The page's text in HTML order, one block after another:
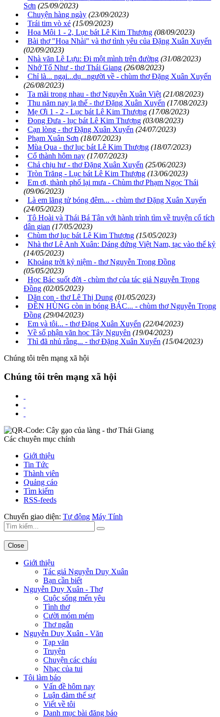
Sơn (25/09/2023)
Chuyện hàng ngày (23/09/2023)
Trái tim vò xé (15/09/2023)
Hoa Môi 1 - 2, Lục bát Lê Kim Thượng (08/09/2023)
Bài thơ "Hoa Nhài" và thơ tình yêu của Đặng Xuân Xuyến
(02/09/2023)
Nhà văn Lê Lựu: Đi một mình trên đường (31/08/2023)
Nhớ Tố Như - thơ Thái Giang (26/08/2023)
Chỉ là... ngại...dụ...người về - chùm thơ Đặng Xuân Xuyến
(26/08/2023)
Ta mãi trong nhau - thơ Nguyễn Xuân Việt (21/08/2023)
Thu năm nay lạ thế - thơ Đặng Xuân Xuyến (17/08/2023)
Mẹ Ơi 1 - 2 - Lục bát Lê Kim Thượng (17/08/2023)
Đong Đưa - lục bát Lê Kim Thượng (03/08/2023)
Cạn lòng - thơ Đặng Xuân Xuyến (24/07/2023)
Phạm Xuân Sơn (18/07/2023)
Mùa Qua - thơ lục bát Lê Kim Thượng (18/07/2023)
Cổ thành hôm nay (17/07/2023)
Chả chịu hư - thơ Đặng Xuân Xuyến (25/06/2023)
Tròn Trăng - Lục bát Lê Kim Thượng (13/06/2023)
Em ơi, thành phố lại mưa - Chùm thơ Phạm Ngọc Thái
(09/06/2023)
Là em lãng tử bóng đêm... - chùm thơ Đặng Xuân Xuyến
(24/05/2023)
Tô Hoài và Thái Bá Tân với hành trình tìm về truyện cổ tích
dân gian (17/05/2023)
Chùm thơ lục bát Lê Kim Thượng (15/05/2023)
Nhà thơ Lê Anh Xuân: Dáng đứng Việt Nam, tạc vào thế kỷ
(14/05/2023)
Khoảng trời kỷ niệm - thơ Nguyễn Trọng Đồng
(05/05/2023)
Học Bác suốt đời - chùm thơ của tác giả Nguyễn Trọng
Đồng (02/05/2023)
Dặn con - thơ Lê Thị Dung (01/05/2023)
ĐỀN HÙNG còn in bóng BÁC... - chùm thơ Nguyễn Trọng
Đồng (29/04/2023)
Em và tôi... - thơ Đặng Xuân Xuyến (22/04/2023)
Về số phận văn học Tây Nguyên (19/04/2023)
Thì đã nhủ rằng... - thơ Đặng Xuân Xuyến (15/04/2023)
Chúng tôi trên mạng xã hội
Chúng tôi trên mạng xã hội
Các chuyên mục chính
Giới thiệu
Tin Tức
Thành viên
Quảng cáo
Tìm kiếm
RSS-feeds
Chuyển giao diện: Tự động Máy Tính
Close
Giới thiệu
Tác giả Nguyễn Duy Xuân
Bạn cần biết
Nguyễn Duy Xuân - Thơ
Cuộc sống mến yêu
Tình thơ
Cười móm mém
Thơ ngắn
Nguyễn Duy Xuân - Văn
Tạp văn
Truyện
Chuyện các cháu
Nhạc của tui
Tôi làm báo
Vấn đề hôm nay
Luận đàm thế sự
Viết về tôi
Danh mục bài đăng báo